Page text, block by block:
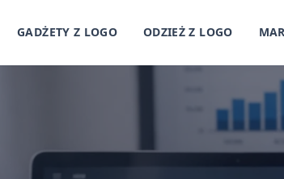
GADŻETY Z LOGO ODZIEŻ Z LOGO